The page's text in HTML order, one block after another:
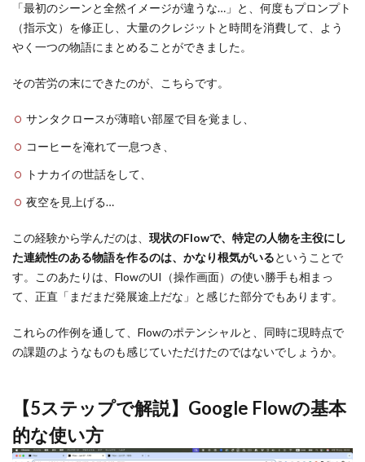
「最初のシーンと全然イメージが違うな…」と、何度もプロンプト
（指示文）を修正し、大量のクレジットと時間を消費して、よう
やく一つの物語にまとめることができました。
その苦労の末にできたのが、こちらです。
サンタクロースが薄暗い部屋で目を覚まし、
コーヒーを淹れて一息つき、
トナカイの世話をして、
夜空を見上げる…
この経験から学んだのは、 現状のFlowで、特定の人物を主役にし
た連続性のある物語を作るのは、かなり根気がいるということで
す。このあたりは、FlowのUI（操作画面）の使い勝手も相まっ
て、正直「まだまだ発展途上だな」と感じた部分でもあります。
これらの作例を通して、Flowのポテンシャルと、同時に現時点で
の課題のようなものも感じていただけたのではないでしょうか。
【5ステップで解説】Google Flowの基本
的な使い方